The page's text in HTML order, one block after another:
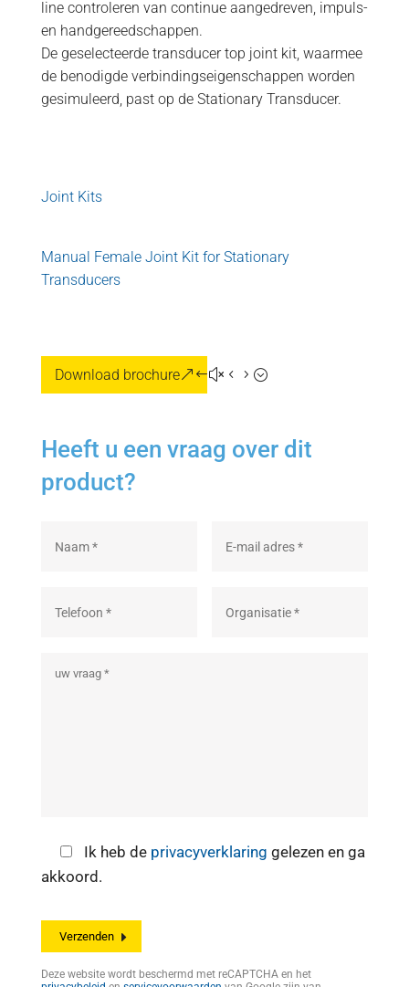
line controleren van continue aangedreven, impuls-
en handgereedschappen.
De geselecteerde transducer top joint kit, waarmee
de benodigde verbindingseigenschappen worden
gesimuleerd, past op de Stationary Transducer.
Joint Kits
Manual Female Joint Kit for Stationary
Transducers
Download brochure
Heeft u een vraag over dit
product?
Ik heb de privacyverklaring gelezen en ga
akkoord.
Deze website wordt beschermd met reCAPTCHA en het